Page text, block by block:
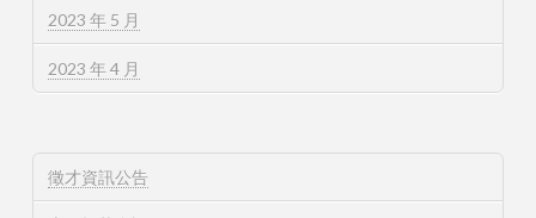
2023 年 5 月
2023 年 4 月
徵才資訊公告